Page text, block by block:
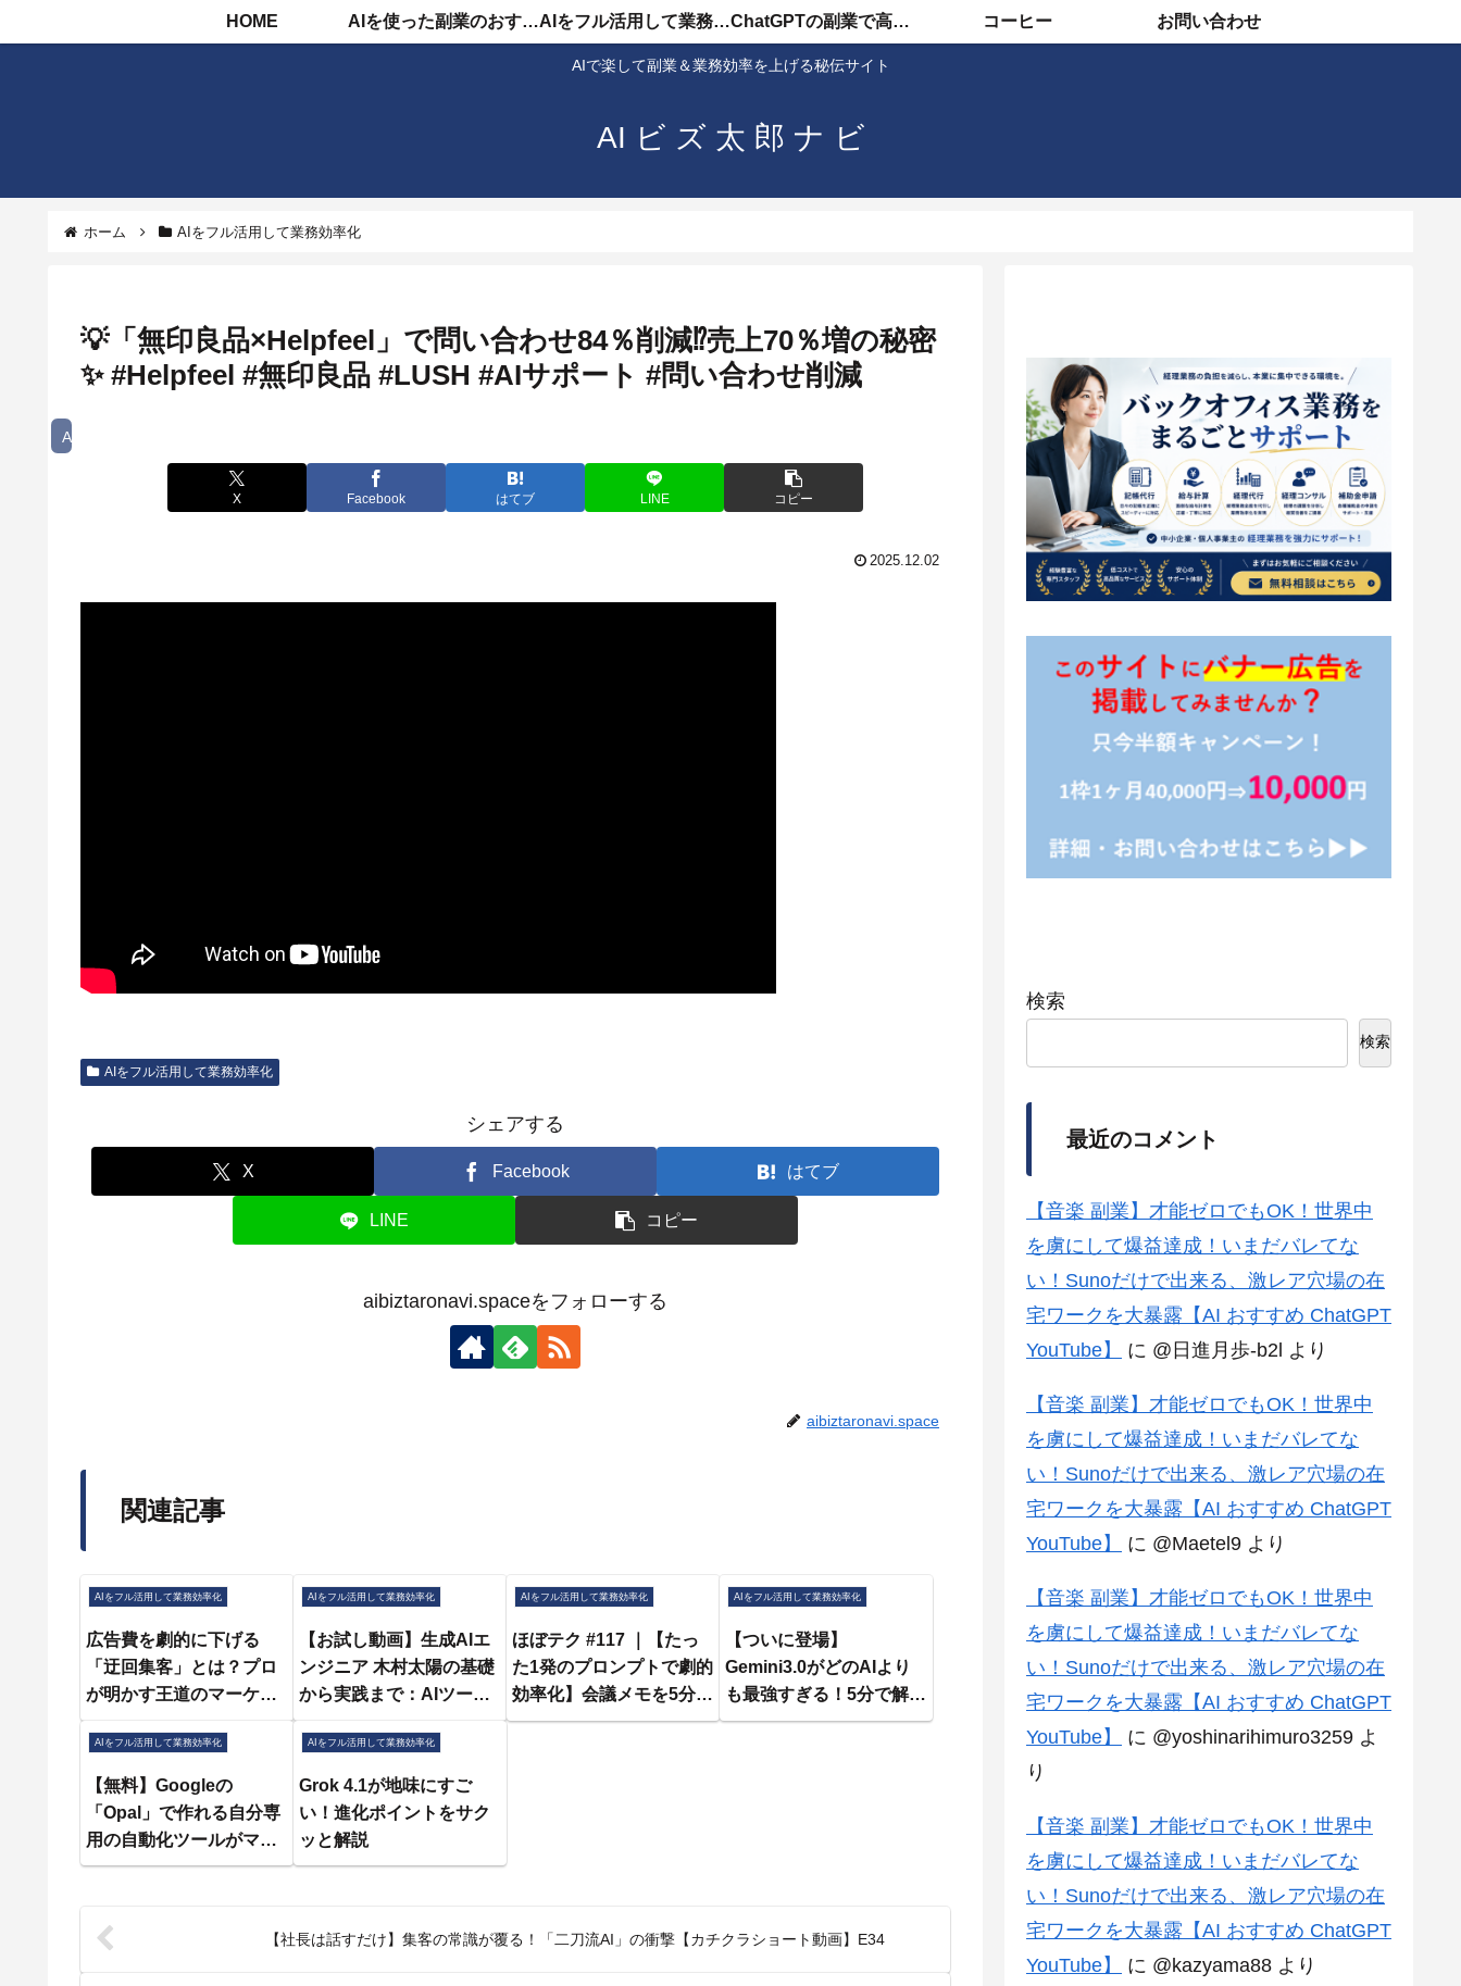
AIで楽して副業＆業務効率を上げる秘伝サイト
AI ビ ズ 太 郎 ナ ビ
HOME AIを使った副業のおすすめ AIをフル活用して業務効率化 ChatGPTの副業で高収入 コーヒー お問い合わせ
ホーム AIをフル活用して業務効率化
💡「無印良品×Helpfeel」で問い合わせ84％削減⁉売上70％増の秘密
✨ #Helpfeel #無印良品 #LUSH #AIサポート #問い合わせ削減
AIをフル活用して業務効率化
X Facebook はてブ LINE コピー
2025.12.02
AIをフル活用して業務効率化
シェアする
X Facebook はてブ
LINE コピー
aibiztaronavi.spaceをフォローする
aibiztaronavi.space
関連記事
AIをフル活用して業務効率化
広告費を劇的に下げる
「迂回集客」とは？プロ
が明かす王道のマーケテ
AIをフル活用して業務効率化
【お試し動画】生成AIエ
ンジニア 木村太陽の基礎
から実践まで：AIツール
講ㅣFast campus
AIをフル活用して業務効率化
ほぼテク #117 ｜【たっ
た1発のプロンプトで劇的
効率化】会議メモを5分で
読める会話形式に要約！
AIをフル活用して業務効率化
【ついに登場】
Gemini3.0がどのAIより
も最強すぎる！5分で解説
します！
AIをフル活用して業務効率化
【無料】Googleの
「Opal」で作れる自分専
用の自動化ツールがマジ
ですごい！
AIをフル活用して業務効率化
Grok 4.1が地味にすご
い！進化ポイントをサク
ッと解説
【社長は話すだけ】集客の常識が覆る！「二刀流AI」の衝撃【カチクラショート動画】E34
検索
検索
最近のコメント
【音楽 副業】才能ゼロでもOK！世界中
を虜にして爆益達成！いまだバレてな
い！Sunoだけで出来る、激レア穴場の在
宅ワークを大暴露【AI おすすめ ChatGPT
YouTube】
に @日進月歩-b2l より
【音楽 副業】才能ゼロでもOK！世界中
を虜にして爆益達成！いまだバレてな
い！Sunoだけで出来る、激レア穴場の在
宅ワークを大暴露【AI おすすめ ChatGPT
YouTube】
に @Maetel9 より
【音楽 副業】才能ゼロでもOK！世界中
を虜にして爆益達成！いまだバレてな
い！Sunoだけで出来る、激レア穴場の在
宅ワークを大暴露【AI おすすめ ChatGPT
YouTube】
に @yoshinarihimuro3259 よ
り
【音楽 副業】才能ゼロでもOK！世界中
を虜にして爆益達成！いまだバレてな
い！Sunoだけで出来る、激レア穴場の在
宅ワークを大暴露【AI おすすめ ChatGPT
YouTube】
に @kazyama88 より